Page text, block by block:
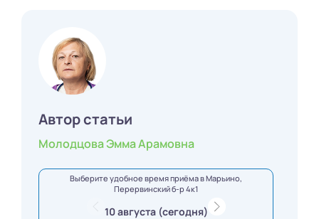
Автор статьи
Молодцова Эмма Арамовна
Выберите удобное время приёма в Марьино,
Перервинский б-р 4к1
10 августа (сегодня)